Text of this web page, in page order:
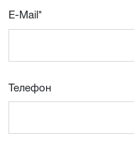
E-Mail*
Телефон